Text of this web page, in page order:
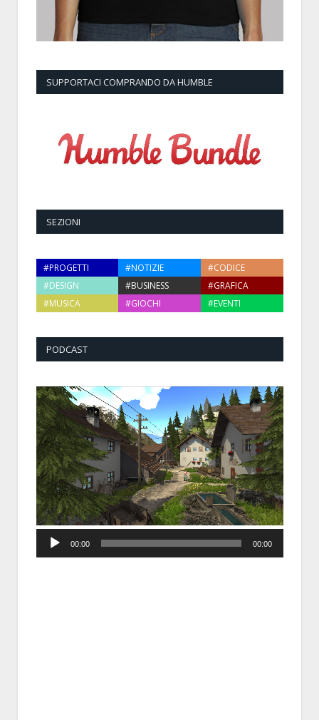
SUPPORTACI COMPRANDO DA HUMBLE
SEZIONI
#PROGETTI #NOTIZIE
#CODICE
#DESIGN
#BUSINESS
#GRAFICA
#MUSICA
#GIOCHI #EVENTI
PODCAST
Player
00:00 00:00